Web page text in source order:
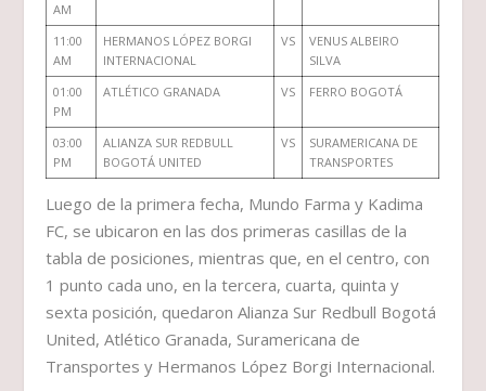
AM
11:00
AM
HERMANOS LÓPEZ BORGI
INTERNACIONAL
VS
VENUS ALBEIRO
SILVA
01:00
PM
ATLÉTICO GRANADA VS FERRO BOGOTÁ
03:00
PM
ALIANZA SUR REDBULL
BOGOTÁ UNITED
VS
SURAMERICANA DE
TRANSPORTES
Luego de la primera fecha, Mundo Farma y Kadima
FC, se ubicaron en las dos primeras casillas de la
tabla de posiciones, mientras que, en el centro, con
1 punto cada uno, en la tercera, cuarta, quinta y
sexta posición, quedaron Alianza Sur Redbull Bogotá
United, Atlético Granada, Suramericana de
Transportes y Hermanos López Borgi Internacional.